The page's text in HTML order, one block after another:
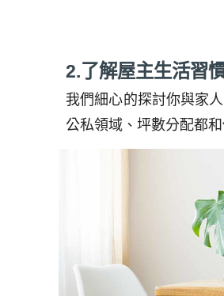
2.了解屋主生活習
我們細心的探討你與家
公私領域、坪數分配都